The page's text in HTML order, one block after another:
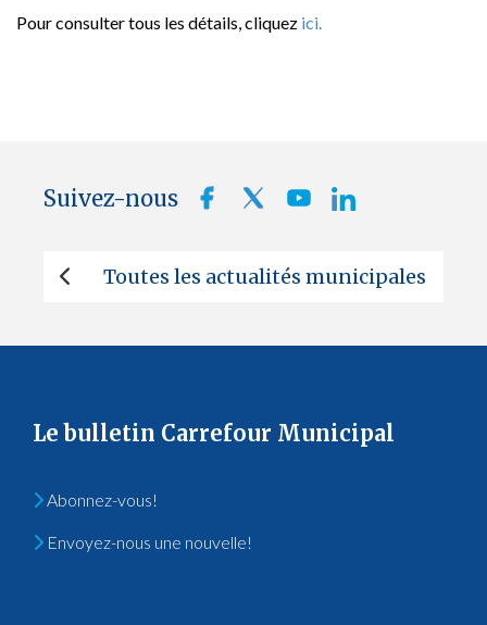
Pour consulter tous les détails, cliquez ici.
Suivez-nous
Toutes les actualités municipales
Le bulletin Carrefour Municipal
Abonnez-vous!
Envoyez-nous une nouvelle!